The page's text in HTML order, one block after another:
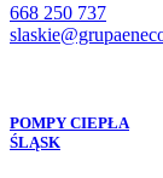
668 250 737
POMPY CIEPŁA
ŚLĄSK